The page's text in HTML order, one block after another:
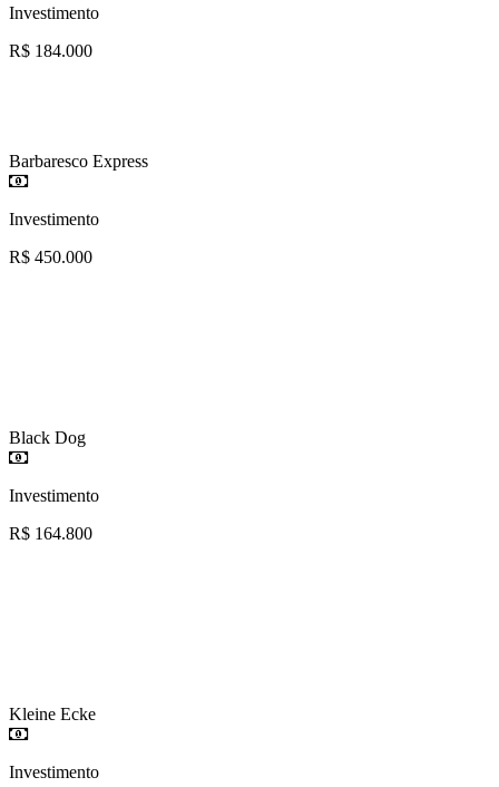
Investimento
R$ 184.000
Barbaresco Express
Investimento
R$ 450.000
Black Dog
Investimento
R$ 164.800
Kleine Ecke
Investimento